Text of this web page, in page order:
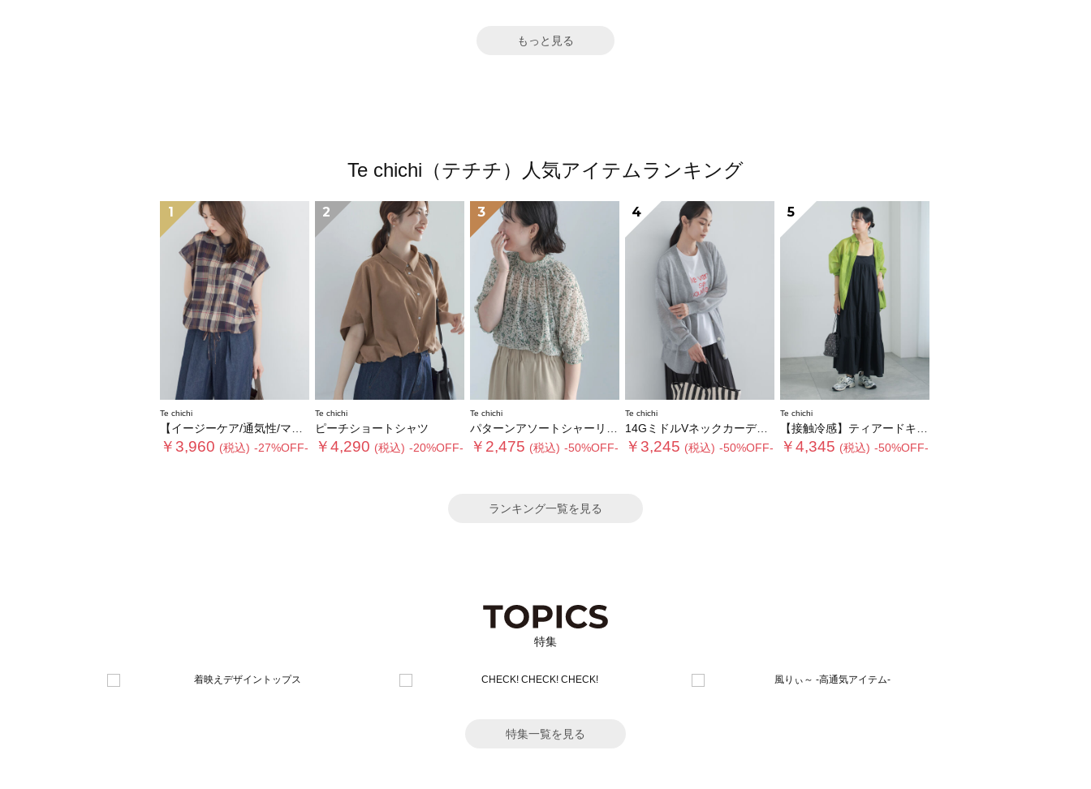
もっと見る
Te chichi（テチチ）人気アイテムランキング
1
Te chichi
【イージーケア/通気性/マシンウォッシャブル】チェックドロストシャツ
￥3,960 (税込) -27%OFF-
2
Te chichi
ピーチショートシャツ
￥4,290 (税込) -20%OFF-
3
Te chichi
パターンアソートシャーリングブラウス《追加生産》
￥2,475 (税込) -50%OFF-
4
Te chichi
14GミドルVネックカーディガン《2026 SUMMER LOOK item》
￥3,245 (税込) -50%OFF-
5
Te chichi
【接触冷感】ティアードキャミソールワンピース
￥4,345 (税込) -50%OFF-
ランキング一覧を見る
特集
特集一覧を見る